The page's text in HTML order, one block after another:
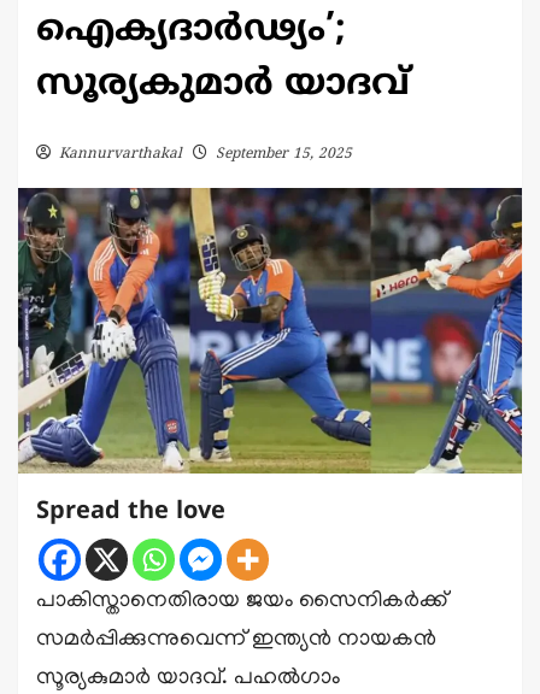
ഐക്യദാർഢ്യം’;
സൂര്യകുമാർ യാദവ്
Kannurvarthakal September 15, 2025
Spread the love
പാകിസ്താനെതിരായ ജയം സൈനികർക്ക്
സമർപ്പിക്കുന്നുവെന്ന് ഇന്ത്യൻ നായകൻ
സൂര്യകുമാർ യാദവ്. പഹൽഗാം